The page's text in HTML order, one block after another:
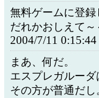
無料ゲームに登
だれかおしえて～
2004/7/11 0:15:44
まあ、何だ。
エスプレガルー
その方が普通だし